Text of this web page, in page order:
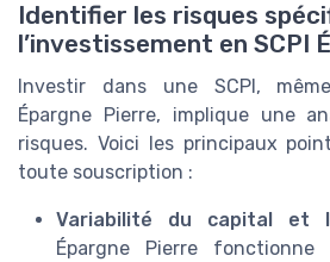
Identifier les risques
l’investissement en SCPI
Investir dans une SCPI,
Épargne Pierre, implique une
risques. Voici les principaux
toute souscription :
Variabilité du capital et
Épargne Pierre